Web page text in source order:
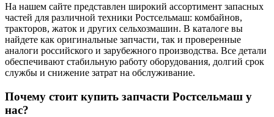
На нашем сайте представлен широкий ассортимент запасных
частей для различной техники Ростсельмаш: комбайнов,
тракторов, жаток и других сельхозмашин. В каталоге вы
найдете как оригинальные запчасти, так и проверенные
аналоги российского и зарубежного производства. Все детали
обеспечивают стабильную работу оборудования, долгий срок
службы и снижение затрат на обслуживание.
Почему стоит купить запчасти Ростсельмаш у
нас?